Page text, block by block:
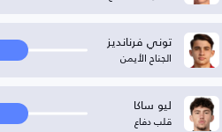
توني فرنانديز
الجناح الأيمن
ليو ساكا
قلب دفاع